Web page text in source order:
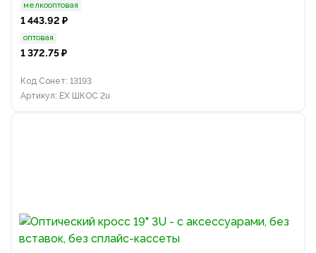
мелкооптовая
1 443.92 ₽
оптовая
1 372.75 ₽
Код Сонет: 13193
Артикул: EX ШКОС 2u